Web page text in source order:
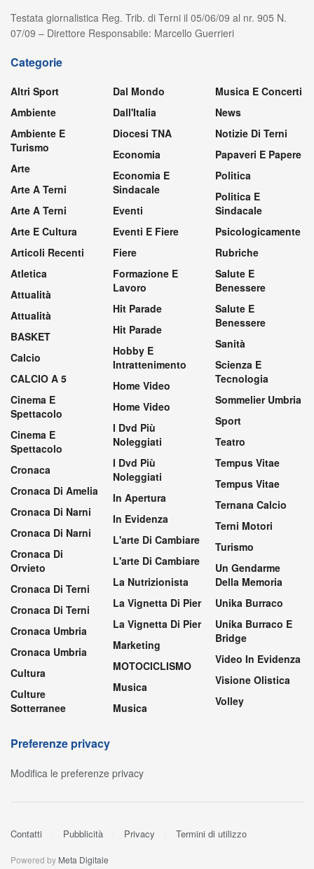
Testata giornalistica Reg. Trib. di Terni il 05/06/09 al nr. 905 N.
07/09 – Direttore Responsabile: Marcello Guerrieri
Categorie
Altri Sport
Ambiente
Ambiente E
Turismo
Arte
Arte A Terni
Arte A Terni
Arte E Cultura
Articoli Recenti
Atletica
Attualità
Attualità
BASKET
Calcio
CALCIO A 5
Cinema E
Spettacolo
Cinema E
Spettacolo
Cronaca
Cronaca Di Amelia
Cronaca Di Narni
Cronaca Di Narni
Cronaca Di
Orvieto
Cronaca Di Terni
Cronaca Di Terni
Cronaca Umbria
Cronaca Umbria
Cultura
Culture
Sotterranee
Dal Mondo
Dall'Italia
Diocesi TNA
Economia
Economia E
Sindacale
Eventi
Eventi E Fiere
Fiere
Formazione E
Lavoro
Hit Parade
Hit Parade
Hobby E
Intrattenimento
Home Video
Home Video
I Dvd Più
Noleggiati
I Dvd Più
Noleggiati
In Apertura
In Evidenza
L'arte Di Cambiare
L'arte Di Cambiare
La Nutrizionista
La Vignetta Di Pier
La Vignetta Di Pier
Marketing
MOTOCICLISMO
Musica
Musica
Musica E Concerti
News
Notizie Di Terni
Papaveri E Papere
Politica
Politica E
Sindacale
Psicologicamente
Rubriche
Salute E
Benessere
Salute E
Benessere
Sanità
Scienza E
Tecnologia
Sommelier Umbria
Sport
Teatro
Tempus Vitae
Tempus Vitae
Ternana Calcio
Terni Motori
Turismo
Un Gendarme
Della Memoria
Unika Burraco
Unika Burraco E
Bridge
Video In Evidenza
Visione Olistica
Volley
Preferenze privacy
Modifica le preferenze privacy
Contatti Pubblicità Privacy Termini di utilizzo
Powered by Meta Digitale